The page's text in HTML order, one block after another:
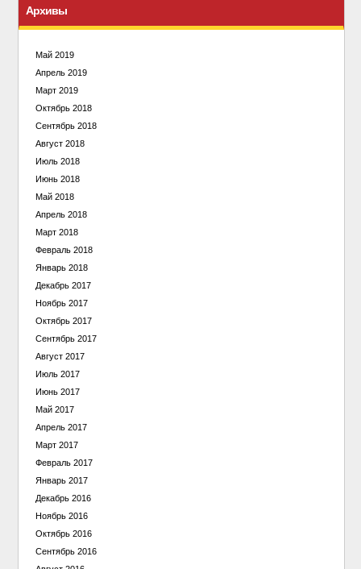
Архивы
Май 2019
Апрель 2019
Март 2019
Октябрь 2018
Сентябрь 2018
Август 2018
Июль 2018
Июнь 2018
Май 2018
Апрель 2018
Март 2018
Февраль 2018
Январь 2018
Декабрь 2017
Ноябрь 2017
Октябрь 2017
Сентябрь 2017
Август 2017
Июль 2017
Июнь 2017
Май 2017
Апрель 2017
Март 2017
Февраль 2017
Январь 2017
Декабрь 2016
Ноябрь 2016
Октябрь 2016
Сентябрь 2016